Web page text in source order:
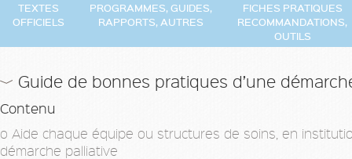
TEXTES
OFFICIELS
PROGRAMMES, GUIDES,
RAPPORTS, AUTRES
FICHES PRATIQUES
RECOMMANDATIONS,
OUTILS
Guide de bonnes pratiques d’une
Contenu
o Aide chaque équipe ou structures de soins, en
démarche palliative